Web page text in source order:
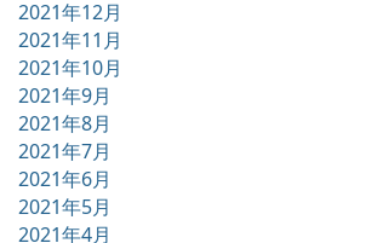
2021年12月
2021年11月
2021年10月
2021年9月
2021年8月
2021年7月
2021年6月
2021年5月
2021年4月